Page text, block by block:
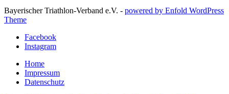
Bayerischer Triathlon-Verband e.V. - powered by Enfold WordPress
Theme
Facebook
Instagram
Home
Impressum
Datenschutz